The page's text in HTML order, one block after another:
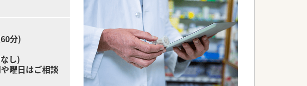
分)
し)
曜日はご相談